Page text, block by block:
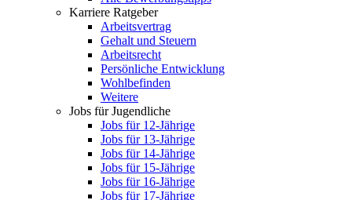
Karriere Ratgeber
Arbeitsvertrag
Gehalt und Steuern
Arbeitsrecht
Persönliche Entwicklung
Wohlbefinden
Weitere
Jobs für Jugendliche
Jobs für 12-Jährige
Jobs für 13-Jährige
Jobs für 14-Jährige
Jobs für 15-Jährige
Jobs für 16-Jährige
Jobs für 17-Jährige